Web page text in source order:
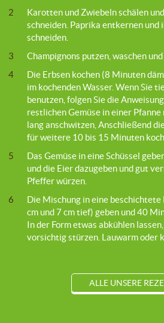
2
Karotten und Zwiebeln schälen
schneiden. Paprika entkernen und
schneiden.
3
Champignons putzen, waschen
4
Die Erbsen kochen (8 Minuten
im kochenden Wasser. Wenn Sie
benutzen, folgen Sie die
restlichen Gemüse in einer
lang anschwitzen, Anschließend
für weitere 10 bis 15 Minuten
5
Das Gemüse in eine Schüssel
und die Eier dazugeben und gut
Pfeffer würzen.
6
Die Mischung in eine
cm und 7 cm tief) geben und 40
In der Form etwas abkühlen
vorsichtig stürzen. Lauwarm oder
ALLE UNSERE